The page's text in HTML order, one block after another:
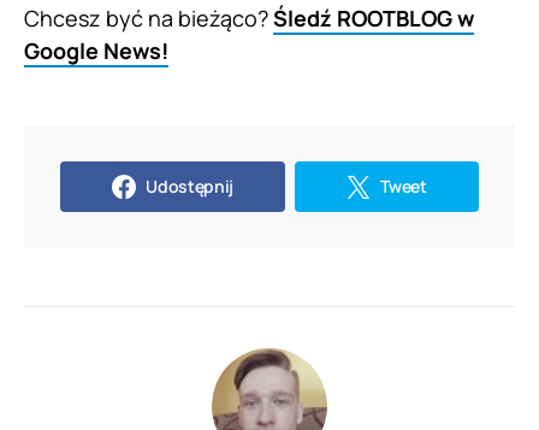
Chcesz być na bieżąco?Śledź ROOTBLOG w
Google News!
Udostępnij Tweet